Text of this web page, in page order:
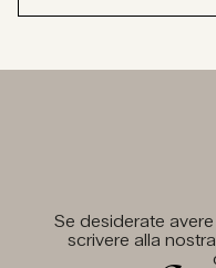
Se desiderate
scrivere alla